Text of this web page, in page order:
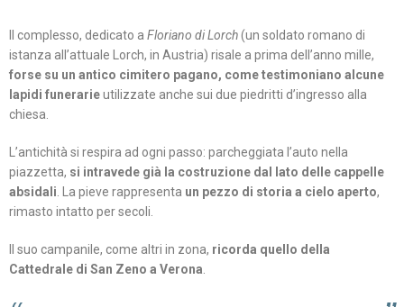
Il complesso, dedicato a Floriano di Lorch(un soldato romano di
istanza all’attuale Lorch, in Austria) risale a prima dell’anno mille,
forse su un antico cimitero pagano, come testimoniano alcune
lapidi funerarieutilizzate anche sui due piedritti d’ingresso alla
chiesa.
L’antichità si respira ad ogni passo: parcheggiata l’auto nella
piazzetta, si intravede già la costruzione dal lato delle cappelle
absidali . La pieve rappresenta un pezzo di storia a cielo aperto,
rimasto intatto per secoli.
Il suo campanile, come altri in zona, ricorda quello della
Cattedrale di San Zeno a Verona